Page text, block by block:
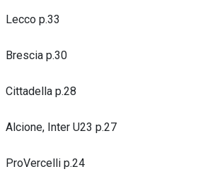
Lecco p.33
Brescia p.30
Cittadella p.28
Alcione, Inter U23 p.27
ProVercelli p.24